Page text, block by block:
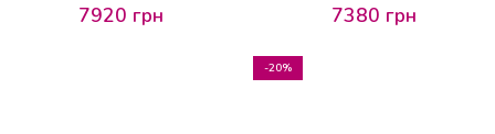
7920 грн 7380 грн
-20%